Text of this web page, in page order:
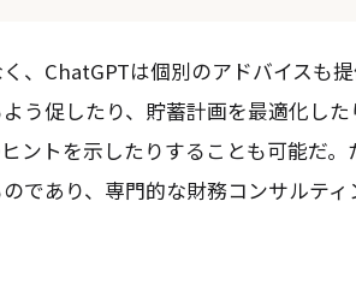
、ChatGPTは個別のアドバイスも
う促したり、貯蓄計画を最適化し
ントを示したりすることも可能だ
であり、専門的な財務コンサルテ